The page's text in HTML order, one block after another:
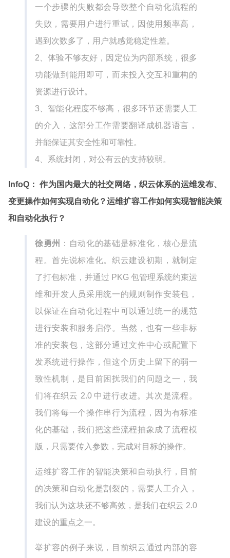
一个步骤的失败都会导致整个自动化流程的
失败，需要用户进行重试，因使用频率高，
遇到次数多了，用户就感觉稳定性差。
2、体验不够友好，因定位为内部系统，很多
功能做到能用即可，而未投入交互和重构的
资源进行设计。
3、智能化程度不够高，很多环节还需要人工
的介入，这部分工作需要翻译成机器语言，
并能保证其安全性和可靠性。
4、系统封闭，对公有云的支持较弱。
InfoQ： 作为国内最大的社交网络，织云体系的运维发布、
变更操作如何实现自动化？运维扩容工作如何实现智能决策
和自动化执行？
徐勇州
：自动化的基础是标准化，核心是流
程。首先说标准化。织云建设初期，就制定
了打包标准，并通过 PKG 包管理系统约束运
维和开发人员采用统一的规则制作安装包，
以保证在自动化过程中可以通过统一的规范
进行安装和服务启停。当然，也有一些非标
准的安装包，这部分通过文件中心或配置下
发系统进行操作，但这个历史上留下的弱一
致性机制，是目前困扰我们的问题之一，我
们将在织云 2.0 中进行改进。其次是流程。
我们将每一个操作串行为流程，因为有标准
化的基础，我们把这些流程抽象成了流程模
版，只需要传入参数，完成对目标的操作。
运维扩容工作的智能决策和自动执行，目前
的决策和自动化是割裂的，需要人工介入，
我们认为这块还不够高效，是我们在织云 2.0
建设的重点之一。
举扩容的例子来说，目前织云通过内部的容